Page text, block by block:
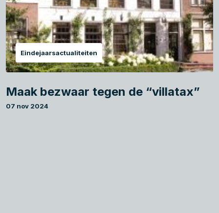
Eindejaarsactualiteiten
Maak bezwaar tegen de “villatax”
07 nov 2024